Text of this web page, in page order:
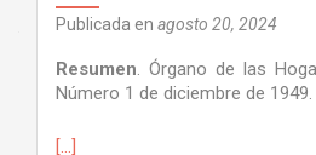
Publicada en agosto 20, 2024
Resumen. Órgano de las
Número 1 de diciembre de 1949.
[…]